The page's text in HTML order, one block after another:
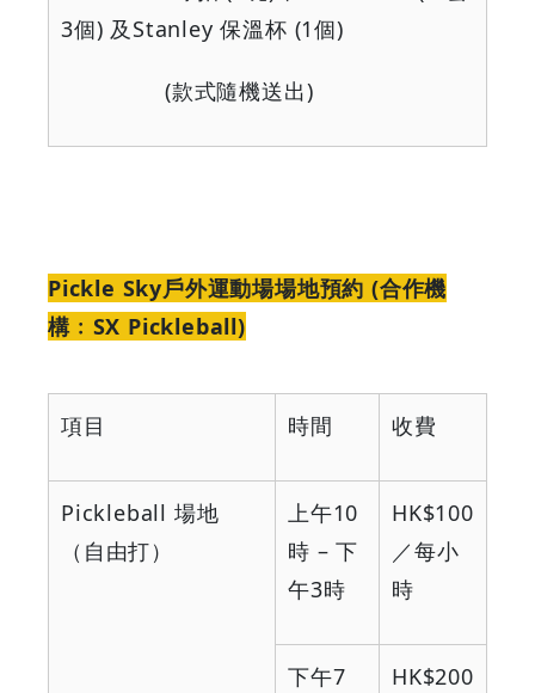
3個) 及 Stanley保溫杯 (1個)
(款式隨機送出)
Pickle Sky戶外運動場場地預約 (合作機
構﹕SX Pickleball)
項目 時間 收費
Pickleball 場地
（自由打）
上午10
時 –下
午3時
HK$100
／每小
時
下午7
HK$200